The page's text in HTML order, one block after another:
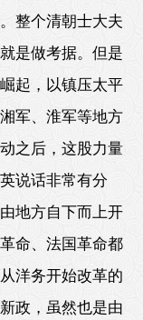
整个清朝士大夫
是做考据。但是
起，以镇压太平
军、淮军等地方
之后，这股力量
说话非常有分
地方自下而上开
命、法国革命都
洋务开始改革的
政，虽然也是由